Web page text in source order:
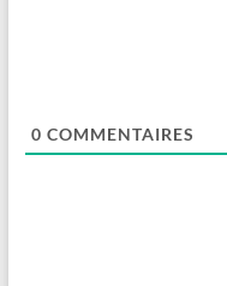
0 COMMENTAIRES